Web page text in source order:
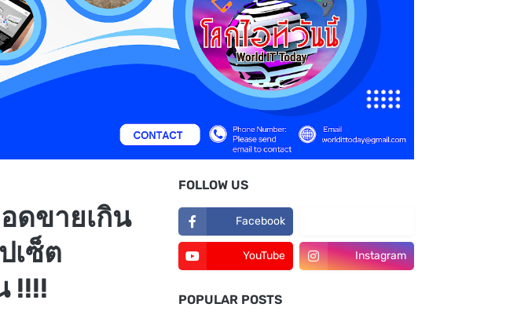
ดขายเกิน
เซ็ต
!!!!
FOLLOW US
Facebook
YouTube Instagram
POPULAR POSTS